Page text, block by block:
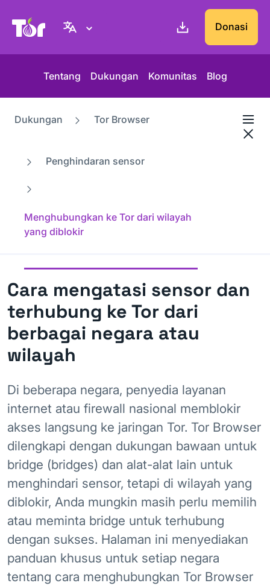
Situs web Tor Project Donasi
Tentang Dukungan Komunitas Blog
Dukungan Tor Browser
Penghindaran sensor
Menghubungkan ke Tor dari wilayah
yang diblokir
Cara mengatasi sensor dan
terhubung ke Tor dari
berbagai negara atau
wilayah
Di beberapa negara, penyedia layanan
internet atau firewall nasional memblokir
akses langsung ke jaringan Tor. Tor Browser
dilengkapi dengan dukungan bawaan untuk
bridge (bridges) dan alat-alat lain untuk
menghindari sensor, tetapi di wilayah yang
diblokir, Anda mungkin masih perlu memilih
atau meminta bridge untuk terhubung
dengan sukses. Halaman ini menyediakan
panduan khusus untuk setiap negara
tentang cara menghubungkan Tor Browser